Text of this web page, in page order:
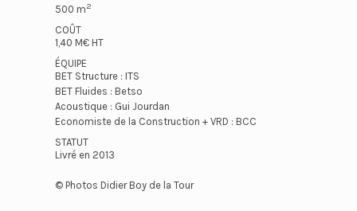
500 m2
COÛT
1,40 M€ HT
ÉQUIPE
BET Structure : ITS
BET Fluides : Betso
Acoustique : Gui Jourdan
Economiste de la Construction + VRD : BCC
STATUT
Livré en 2013
© Photos Didier Boy de la Tour